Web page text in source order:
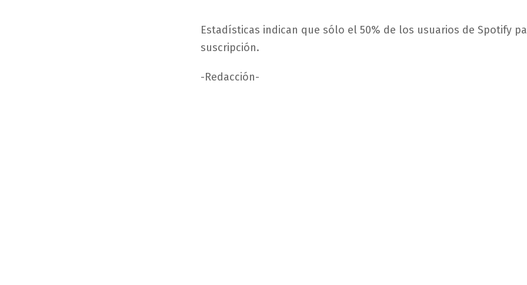
Estadísticas indican que sólo el 50% de los usuarios de Spotify
suscripción.
-Redacción-